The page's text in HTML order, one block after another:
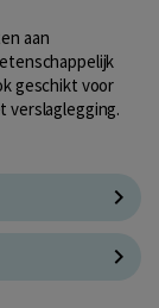
aan
geschikt voor
verslaglegging.